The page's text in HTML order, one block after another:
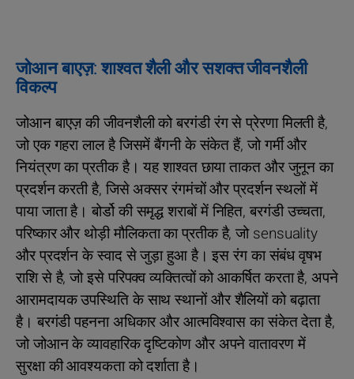
जोआन बाएज़: शाश्वत शैली और सशक्त जीवनशैली
विकल्प
जोआन बाएज़ की जीवनशैली को बरगंडी रंग से प्रेरणा मिलती है,
जो एक गहरा लाल है जिसमें बैंगनी के संकेत हैं, जो गर्मी और
नियंत्रण का प्रतीक है। यह शाश्वत छाया ताकत और जुनून का
प्रदर्शन करती है, जिसे अक्सर रंगमंचों और प्रदर्शन स्थलों में
पाया जाता है। बोर्डो की समृद्ध शराबों में निहित, बरगंडी उच्चता,
परिष्कार और थोड़ी मौलिकता का प्रतीक है, जो sensuality
और प्रदर्शन के स्वाद से जुड़ा हुआ है। इस रंग का संबंध वृषभ
राशि से है, जो इसे परिपक्व व्यक्तित्वों को आकर्षित करता है, अपने
आरामदायक उपस्थिति के साथ स्थानों और शैलियों को बढ़ाता
है। बरगंडी पहनना अधिकार और आत्मविश्वास का संकेत देता है,
जो जोआन के व्यावहारिक दृष्टिकोण और अपने वातावरण में
सुरक्षा की आवश्यकता को दर्शाता है।